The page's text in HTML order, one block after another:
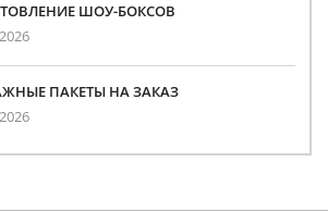
ШОУ-БОКСОВ
ПАКЕТЫ НА ЗАКАЗ